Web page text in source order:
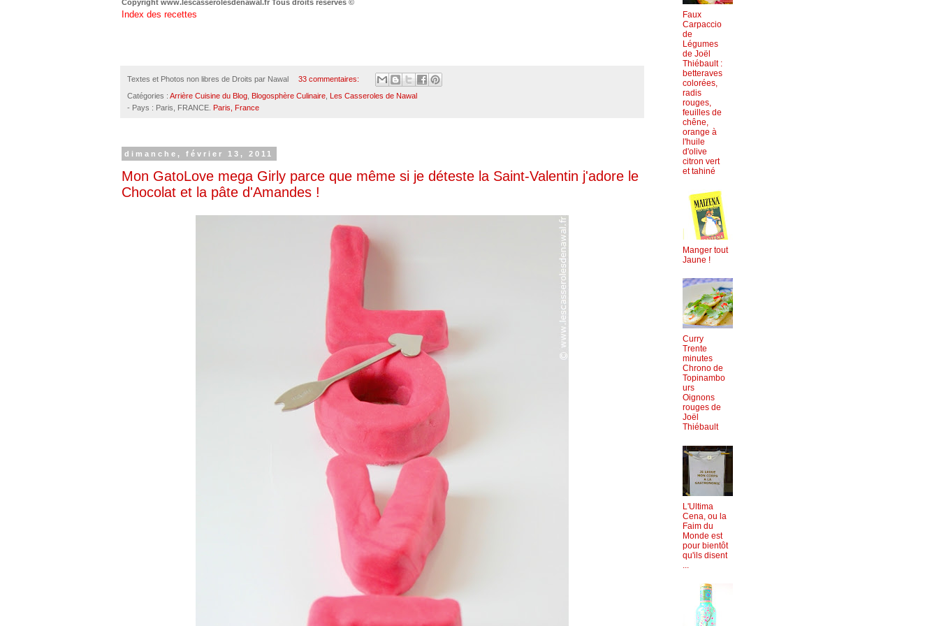
Copyright www.lescasserolesdenawal.fr Tous droits réservés ©
Index des recettes
Textes et Photos non libres de Droits par Nawal 33 commentaires:
Catégories : Arrière Cuisine du Blog Blogosphère Culinaire Les Casseroles de Nawal
- Pays : Paris, FRANCE. Paris, France
dimanche, février 13, 2011
Mon GatoLove mega Girly parce que même si je déteste la Saint-Valentin j'adore le
Chocolat et la pâte d'Amandes !
Faux
Carpaccio
de
Légumes
de Joël
Thiébault :
betteraves
colorées,
radis
rouges,
feuilles de
chêne,
orange à
l'huile
d'olive
citron vert
et tahiné
Manger tout
Jaune !
Curry
Trente
minutes
Chrono de
Topinambo
urs
Oignons
rouges de
Joël
Thiébault
L'Ultima
Cena, ou la
Faim du
Monde est
pour bientôt
qu'ils disent